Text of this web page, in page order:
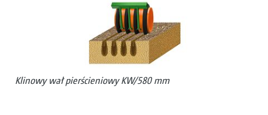
Klinowy wał pierścieniowy KW/580 mm